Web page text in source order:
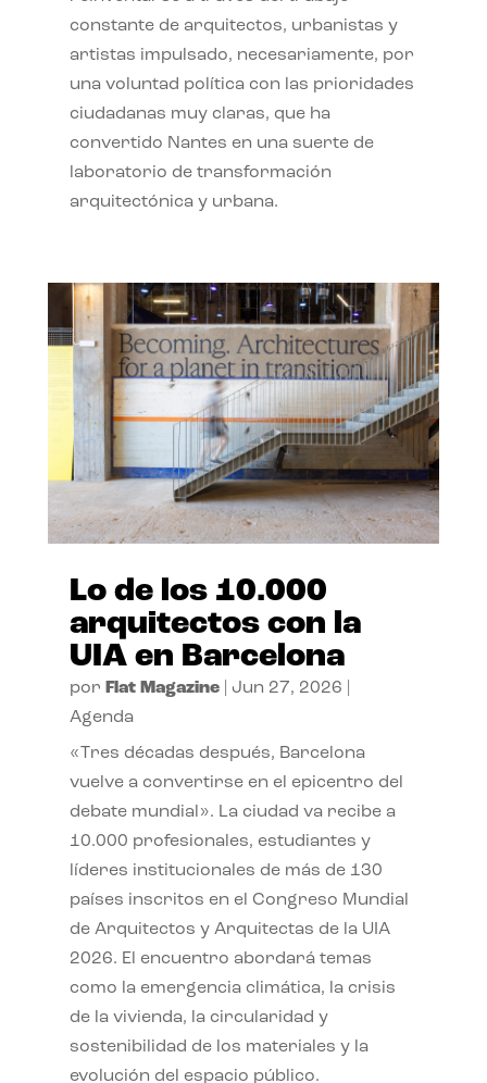
constante de arquitectos, urbanistas y
artistas impulsado, necesariamente, por
una voluntad política con las prioridades
ciudadanas muy claras, que ha
convertido Nantes en una suerte de
laboratorio de transformación
arquitectónica y urbana.
Lo de los 10.000
arquitectos con la
UIA en Barcelona
por Flat Magazine| Jun 27, 2026
Agenda
«Tres décadas después, Barcelona
vuelve a convertirse en el epicentro del
debate mundial». La ciudad va recibe a
10.000 profesionales, estudiantes y
líderes institucionales de más de 130
países inscritos en el Congreso Mundial
de Arquitectos y Arquitectas de la UIA
2026. El encuentro abordará temas
como la emergencia climática, la crisis
de la vivienda, la circularidad y
sostenibilidad de los materiales y la
evolución del espacio público.